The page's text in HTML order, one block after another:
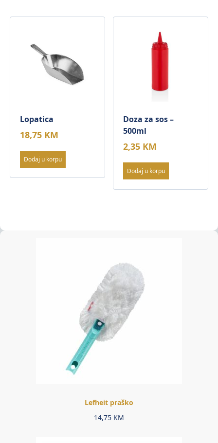
Lopatica
18,75 KM
Dodaj u korpu
Doza za sos –
500ml
2,35 KM
Dodaj u korpu
Lefheit praško
14,75 KM